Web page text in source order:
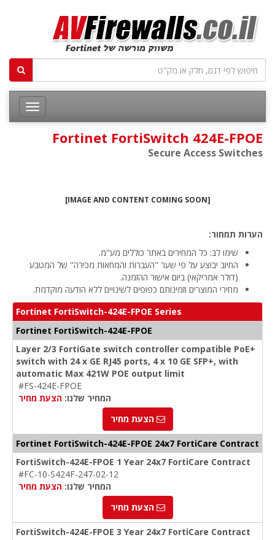
Fortinet FortiSwitch 424E-FPOE
Secure Access Switches
[IMAGE AND CONTENT COMING SOON]
הערות תמחור:
שימו לב: כל המחירים באתר כוללים מע"מ.
החיוב יבוצע על פי שער "העברות והמחאות מכירה" של המטבע
(דולר אמריקאי) ביום אישור ההזמנה.
מחירי המוצרים וזמינותם כפופים לשינויים ללא הודעה מוקדמת.
Fortinet FortiSwitch-424E-FPOE Series
Fortinet FortiSwitch-424E-FPOE
Layer 2/3 FortiGate switch controller compatible PoE+
switch with 24 x GE RJ45 ports, 4 x 10 GE SFP+, with
automatic Max 421W POE output limit
#FS-424E-FPOE
המחיר שלנו: הצעת מחיר
הצעת מחיר
Fortinet FortiSwitch-424E-FPOE 24x7 FortiCare Contract
FortiSwitch-424E-FPOE 1 Year 24x7 FortiCare Contract
#FC-10-S424F-247-02-12
המחיר שלנו: הצעת מחיר
הצעת מחיר
FortiSwitch-424E-FPOE 3 Year 24x7 FortiCare Contract